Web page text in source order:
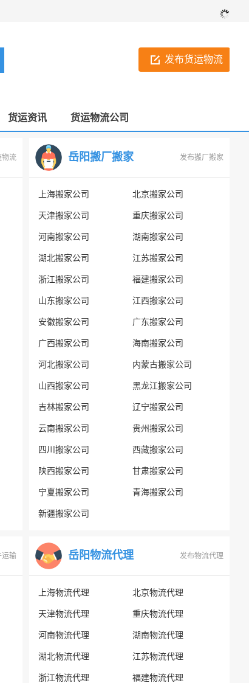
发布货运物流
货运资讯 货运物流公司
物流
运输
岳阳搬厂搬家 发布搬厂搬家
上海搬家公司 北京搬家公司
天津搬家公司 重庆搬家公司
河南搬家公司 湖南搬家公司
湖北搬家公司 江苏搬家公司
浙江搬家公司 福建搬家公司
山东搬家公司 江西搬家公司
安徽搬家公司 广东搬家公司
广西搬家公司 海南搬家公司
河北搬家公司 内蒙古搬家公司
山西搬家公司 黑龙江搬家公司
吉林搬家公司 辽宁搬家公司
云南搬家公司 贵州搬家公司
四川搬家公司 西藏搬家公司
陕西搬家公司 甘肃搬家公司
宁夏搬家公司 青海搬家公司
新疆搬家公司
岳阳物流代理 发布物流代理
上海物流代理 北京物流代理
天津物流代理 重庆物流代理
河南物流代理 湖南物流代理
湖北物流代理 江苏物流代理
浙江物流代理 福建物流代理